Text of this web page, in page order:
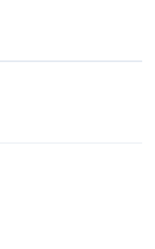
Herd und
du direkt vor Ort